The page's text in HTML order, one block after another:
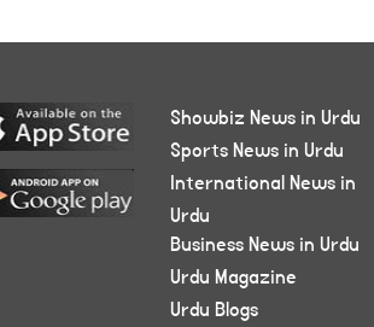
Showbiz News in Urdu
Sports News in Urdu
International News in
Urdu
Business News in Urdu
Urdu Magazine
Urdu Blogs